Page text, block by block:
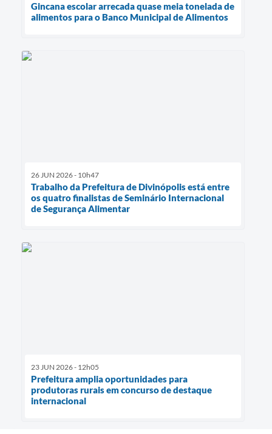
Gincana escolar arrecada quase meia tonelada de
alimentos para o Banco Municipal de Alimentos
26 JUN 2026 - 10h47
Trabalho da Prefeitura de Divinópolis está entre
os quatro finalistas de Seminário Internacional
de Segurança Alimentar
23 JUN 2026 - 12h05
Prefeitura amplia oportunidades para
produtoras rurais em concurso de destaque
internacional